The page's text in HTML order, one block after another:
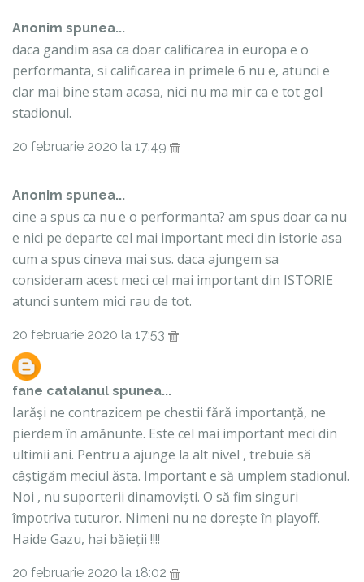
Anonim spunea...
daca gandim asa ca doar calificarea in europa e o
performanta, si calificarea in primele 6 nu e, atunci e
clar mai bine stam acasa, nici nu ma mir ca e tot gol
stadionul.
20 februarie 2020 la 17:49
Anonim spunea...
cine a spus ca nu e o performanta? am spus doar ca nu
e nici pe departe cel mai important meci din istorie asa
cum a spus cineva mai sus. daca ajungem sa
consideram acest meci cel mai important din ISTORIE
atunci suntem mici rau de tot.
20 februarie 2020 la 17:53
fane catalanul spunea...
Iarăși ne contrazicem pe chestii fără importanță, ne
pierdem în amănunte. Este cel mai important meci din
ultimii ani. Pentru a ajunge la alt nivel , trebuie să
câștigăm meciul ăsta. Important e să umplem stadionul.
Noi , nu suporterii dinamoviști. O să fim singuri
împotriva tuturor. Nimeni nu ne dorește în playoff.
Haide Gazu, hai băieții !!!!
20 februarie 2020 la 18:02